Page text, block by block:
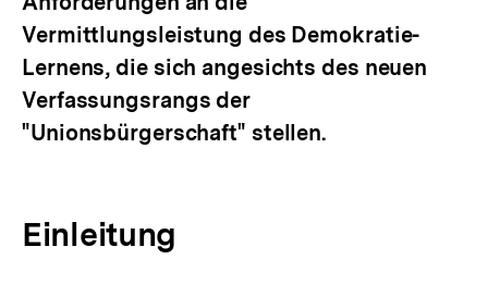
Vermittlungsleistung des Demokratie-
Lernens, die sich angesichts des neuen
Verfassungsrangs der
"Unionsbürgerschaft" stellen.
Einleitung